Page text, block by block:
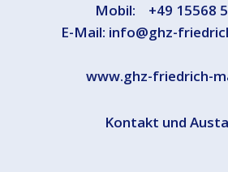
Mobil:
+49 15568
E-Mail: info@ghz-
www.ghz-friedrich-
Kontakt und